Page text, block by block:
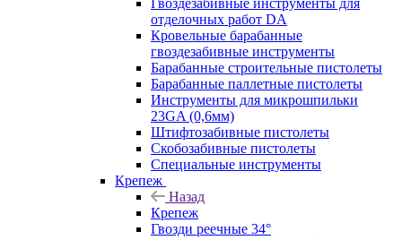
Гвоздезабивные инструменты для
отделочных работ DA
Кровельные барабанные
гвоздезабивные инструменты
Барабанные строительные пистолеты
Барабанные паллетные пистолеты
Инструменты для микрошпильки
23GA (0,6мм)
Штифтозабивные пистолеты
Скобозабивные пистолеты
Специальные инструменты
Крепеж
Назад
Крепеж
Гвозди реечные 34°